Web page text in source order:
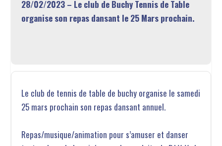
28/02/2023 – Le club de Buchy Tennis de Table
organise son repas dansant le 25 Mars prochain.
Le club de tennis de table de buchy organise le samedi
25 mars prochain son repas dansant annuel.
Repas/musique/animation pour s’amuser et danser